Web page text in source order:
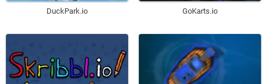
DuckPark.io GoKarts.io